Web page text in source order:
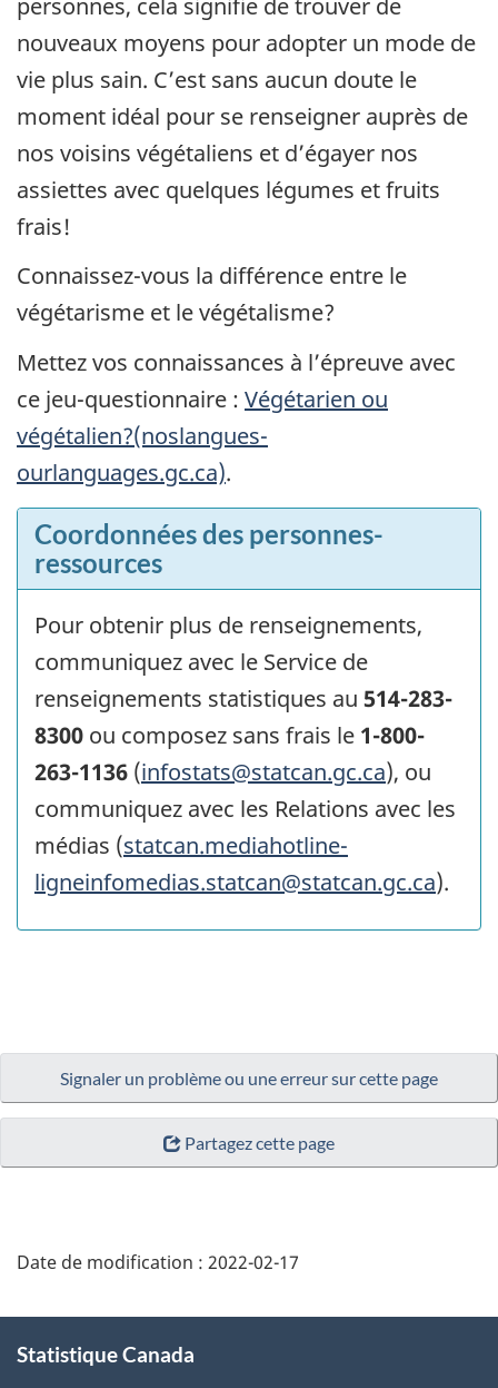
nouveaux moyens pour adopter un mode de
vie plus sain. C’est sans aucun doute le
moment idéal pour se renseigner auprès de
nos voisins végétaliens et d’égayer nos
assiettes avec quelques légumes et fruits
frais!
Connaissez-vous la différence entre le
végétarisme et le végétalisme?
Mettez vos connaissances à l’épreuve avec
ce jeu-questionnaire : Végétarien ou
végétalien?(noslangues-
ourlanguages.gc.ca).
Coordonnées des personnes-
ressources
Pour obtenir plus de renseignements,
communiquez avec le Service de
renseignements statistiques au 514-283-
8300 ou composez sans frais le 1-800-
263-1136 (infostats@statcan.gc.ca), ou
communiquez avec les Relations avec les
médias (statcan.mediahotline-
ligneinfomedias.statcan@statcan.gc.ca).
Signaler un problème ou une erreur sur cette page
Partagez cette page
Date de modification : 2022-02-17
propos
Statistique Canada